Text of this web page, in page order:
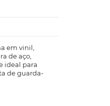
em vinil,
de aço,
ideal para
de guarda-